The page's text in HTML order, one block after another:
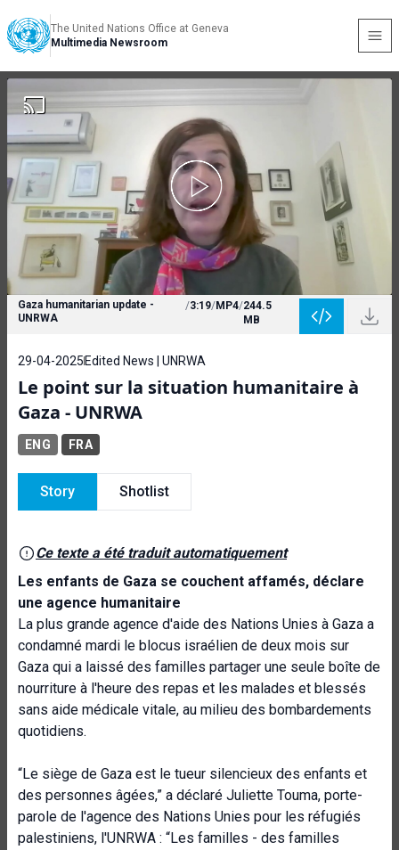
The United Nations Office at Geneva
Multimedia Newsroom
Gaza humanitarian update -
UNRWA
/3:19/MP4/244.5
MB
29-04-2025 Edited News | UNRWA
Le point sur la situation humanitaire à
Gaza - UNRWA
ENG FRA
Story Shotlist
Ce texte a été traduit automatiquement
Les enfants de Gaza se couchent affamés, déclare
une agence humanitaire
La plus grande agence d'aide des Nations Unies à Gaza a
condamné mardi le blocus israélien de deux mois sur
Gaza qui a laissé des familles partager une seule boîte de
nourriture à l'heure des repas et les malades et blessés
sans aide médicale vitale, au milieu des bombardements
quotidiens.
“Le siège de Gaza est le tueur silencieux des enfants et
des personnes âgées,” a déclaré Juliette Touma, porte-
parole de l'agence des Nations Unies pour les réfugiés
palestiniens, l'UNRWA : “Les familles - des familles